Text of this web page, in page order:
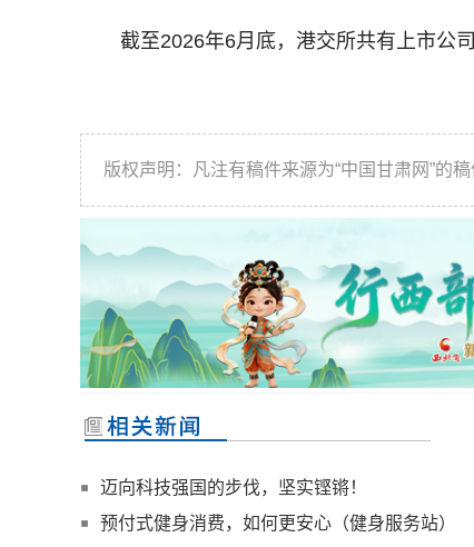
截至2026年6月底，港交所共有上市公司
版权声明：凡注有稿件来源为“中国甘肃网”的
迈向科技强国的步伐，坚实铿锵！
预付式健身消费，如何更安心（健身服务站）